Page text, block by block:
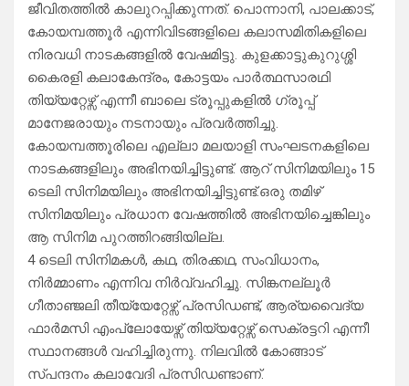
ജീവിതത്തിൽ കാലുറപ്പിക്കുന്നത്. പൊന്നാനി, പാലക്കാട്,
കോയമ്പത്തൂർ എന്നിവിടങ്ങളിലെ കലാസമിതികളിലെ
നിരവധി നാടകങ്ങളിൽ വേഷമിട്ടു. കുളക്കാട്ടുകുറുശ്ശി
കൈരളി കലാകേന്ദ്രം, കോട്ടയം പാർത്ഥസാരഥി
തിയ്യറ്റേഴ്സ് എന്നീ ബാലെ ട്രൂപ്പുകളിൽ ഗ്രൂപ്പ്
മാനേജരായും നടനായും പ്രവർത്തിച്ചു.
കോയമ്പത്തൂരിലെ എല്ലാ മലയാളി സംഘടനകളിലെ
നാടകങ്ങളിലും അഭിനയിച്ചിട്ടുണ്ട്. ആറ് സിനിമയിലും 15
ടെലി സിനിമയിലും അഭിനയിച്ചിട്ടുണ്ട്.ഒരു തമിഴ്
സിനിമയിലും പ്രധാന വേഷത്തിൽ അഭിനയിച്ചെങ്കിലും
ആ സിനിമ പുറത്തിറങ്ങിയില്ല.
4 ടെലി സിനിമകൾ, കഥ, തിരക്കഥ, സംവിധാനം,
നിർമ്മാണം എന്നിവ നിർവ്വഹിച്ചു. സിങ്കനല്ലൂർ
ഗീതാഞ്ജലി തീയ്യേറ്റേഴ്സ് പ്രസിഡണ്ട്, ആര്യവൈദ്യ
ഫാർമസി എംപ്ലോയേഴ്സ് തിയ്യറ്റേഴ്സ് സെക്രട്ടറി എന്നീ
സ്ഥാനങ്ങൾ വഹിച്ചിരുന്നു. നിലവിൽ കോങ്ങാട്
സ്പന്ദനം കലാവേദി പ്രസിഡണ്ടാണ്.